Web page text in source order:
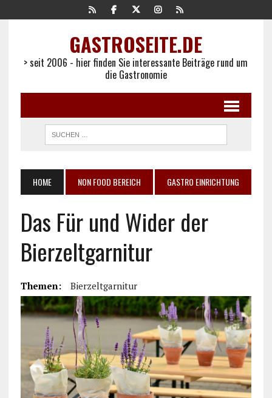
GASTROSEITE.DE
> seit 2006 - hier finden Sie interessante Beiträge rund um
die Gastronomie
HOME NON FOOD BEREICH GASTRO EINRICHTUNG
Das Für und Wider der
Bierzeltgarnitur
Themen: Bierzeltgarnitur